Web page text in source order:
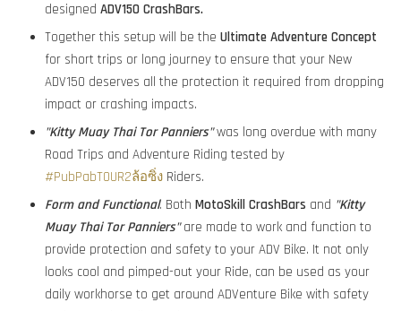
designed ADV150 CrashBars.
Together this setup will be the Ultimate Adventure Concept
for short trips or long journey to ensure that your New
ADV150 deserves all the protection it required from dropping
impact or crashing impacts.
"Kitty Muay Thai Tor Panniers" was long overdue with many
Road Trips and Adventure Riding tested by
#PubPabTOUR2ล้อซิ่ง Riders.
Form and Functional. Both MotoSkill CrashBars and "Kitty
Muay Thai Tor Panniers"are made to work and function to
provide protection and safety to your ADV Bike. It not only
looks cool and pimped-out your Ride, can be used as your
daily workhorse to get around ADVenture Bike with safety